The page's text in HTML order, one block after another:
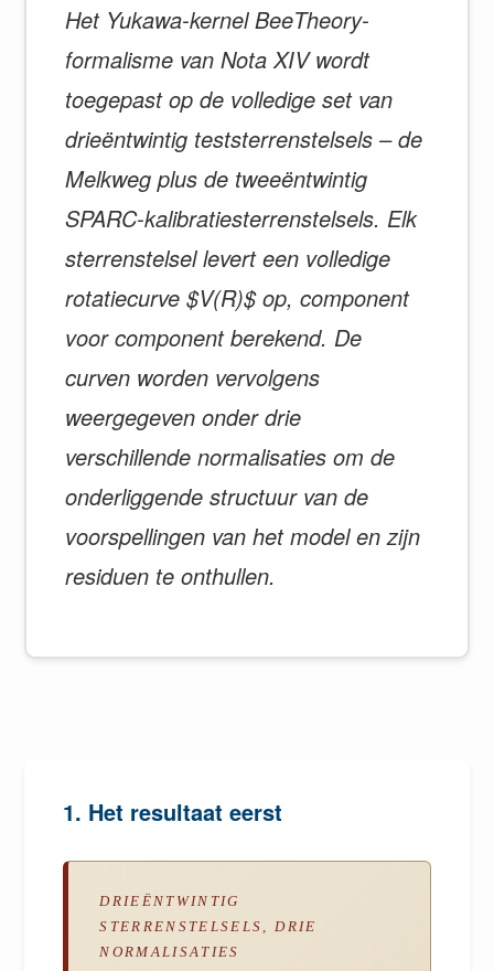
Het Yukawa-kernel BeeTheory-
formalisme van Nota XIV wordt
toegepast op de volledige set van
drieëntwintig teststerrenstelsels – de
Melkweg plus de tweeëntwintig
SPARC-kalibratiesterrenstelsels. Elk
sterrenstelsel levert een volledige
rotatiecurve $V(R)$ op, component
voor component berekend. De
curven worden vervolgens
weergegeven onder drie
verschillende normalisaties om de
onderliggende structuur van de
voorspellingen van het model en zijn
residuen te onthullen.
1. Het resultaat eerst
DRIEËNTWINTIG
STERRENSTELSELS, DRIE
NORMALISATIES